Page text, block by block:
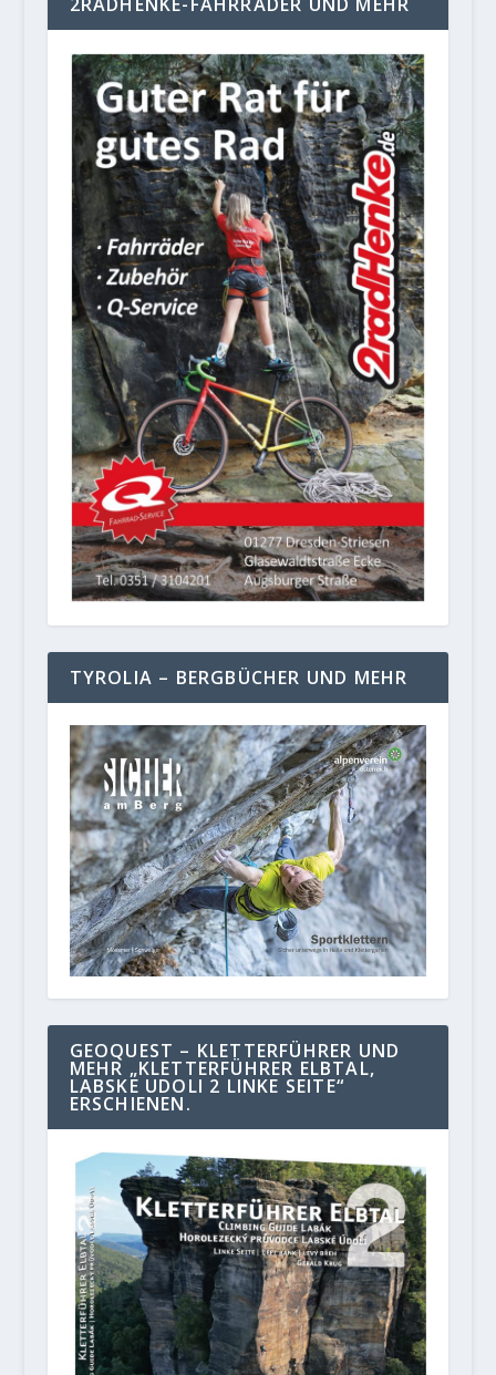
TYROLIA – BERGBÜCHER UND MEHR
GEOQUEST – KLETTERFÜHRER UND
MEHR „KLETTERFÜHRER ELBTAL,
LABSKE UDOLI 2 LINKE SEITE“
ERSCHIENEN.